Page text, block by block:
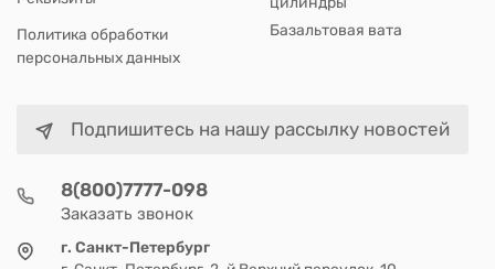
Политика обработки
персональных данных
Базальтовая вата
Подпишитесь на нашу рассылку новостей
8(800)7777-098
Заказать звонок
г. Санкт-Петербург